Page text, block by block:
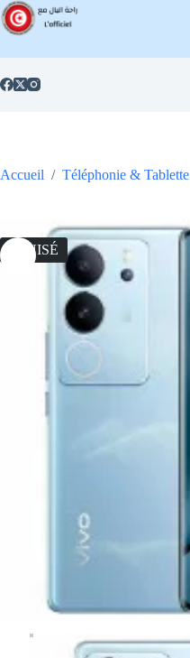
Passer
au
contenu
Accueil / Téléphonie & Tablette
ÉPUISÉ